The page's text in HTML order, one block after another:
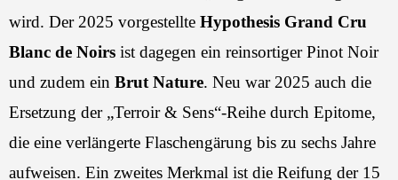
wird. Der 2025 vorgestellte Hypothesis Grand Cru
Blanc de Noirs ist dagegen ein reinsortiger Pinot Noir
und zudem ein Brut Nature. Neu war 2025 auch die
Ersetzung der „Terroir & Sens“-Reihe durch Epitome,
die eine verlängerte Flaschengärung bis zu sechs Jahre
aufweisen. Ein zweites Merkmal ist die Reifung der 15